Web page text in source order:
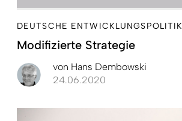
DEUTSCHE ENTWICKLUNGSPOLITIK
Modifizierte Strategie
von Hans Dembowski
24.06.2020